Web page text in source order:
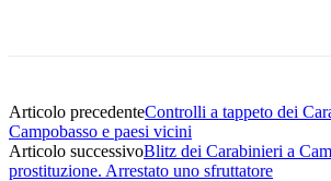
Articolo precedenteControlli a tappeto dei
Campobasso e paesi vicini
Articolo successivoBlitz dei Carabinieri a
prostituzione. Arrestato uno sfruttatore